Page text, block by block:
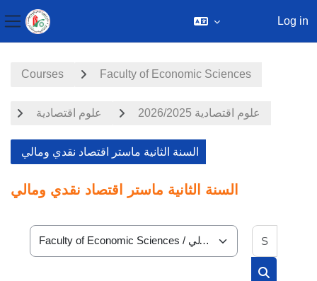
Side panel
Log in
Courses Faculty of Economic Sciences
علوم اقتصادية علوم اقتصادية 2026/2025
السنة الثانية ماستر اقتصاد نقدي ومالي
السنة الثانية ماستر اقتصاد نقدي ومالي
Course categories